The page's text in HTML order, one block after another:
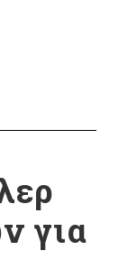
για